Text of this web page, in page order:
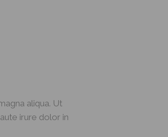
aliqua. Ut
irure dolor in